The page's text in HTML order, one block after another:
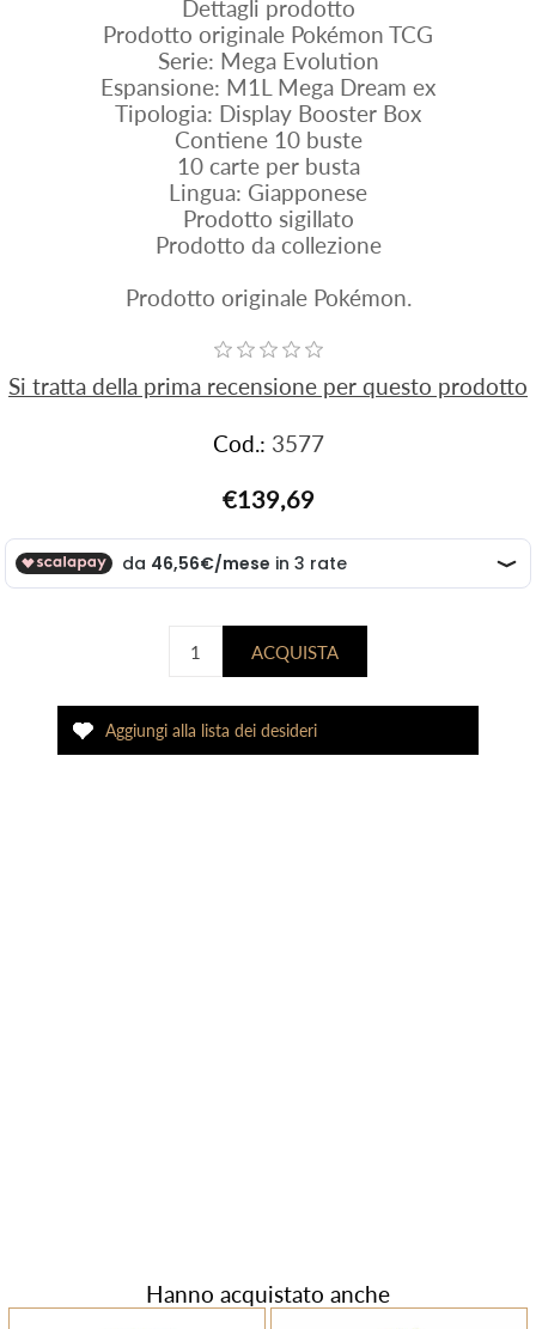
Dettagli prodotto
Prodotto originale Pokémon TCG
Serie: Mega Evolution
Espansione: M1L Mega Dream ex
Tipologia: Display Booster Box
Contiene 10 buste
10 carte per busta
Lingua: Giapponese
Prodotto sigillato
Prodotto da collezione
Prodotto originale Pokémon.
Si tratta della prima recensione per questo prodotto
Cod.: 3577
€139,69
Hanno acquistato anche